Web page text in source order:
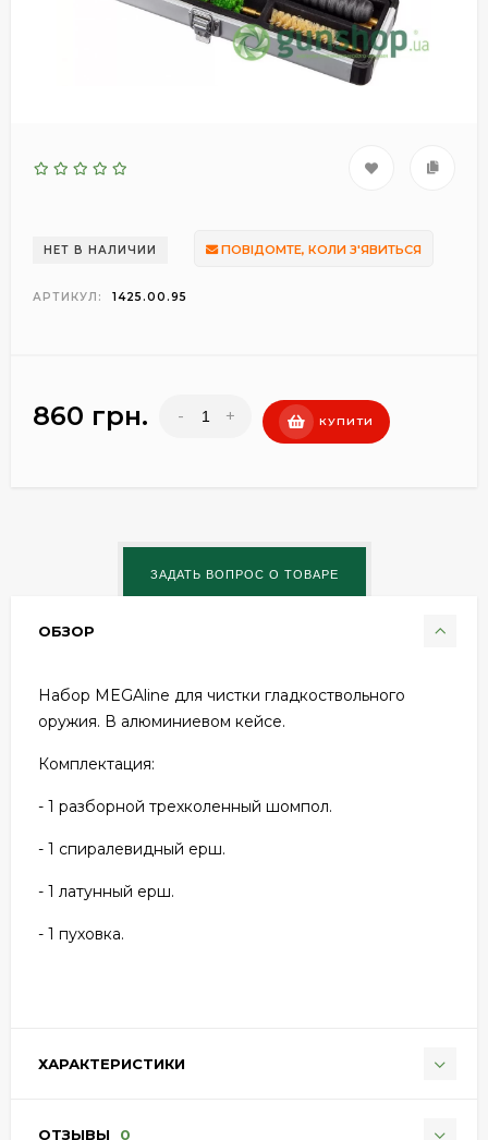
НЕТ В НАЛИЧИИ ПОВІДОМТЕ, КОЛИ З'ЯВИТЬСЯ
АРТИКУЛ: 1425.00.95
860 грн. - + КУПИТИ
ОБЗОР
Набор MEGAline для чистки гладкоствольного
оружия. В алюминиевом кейсе.
Комплектация:
- 1 разборной трехколенный шомпол.
- 1 спиралевидный ерш.
- 1 латунный ерш.
- 1 пуховка.
ХАРАКТЕРИСТИКИ
ОТЗЫВЫ 0